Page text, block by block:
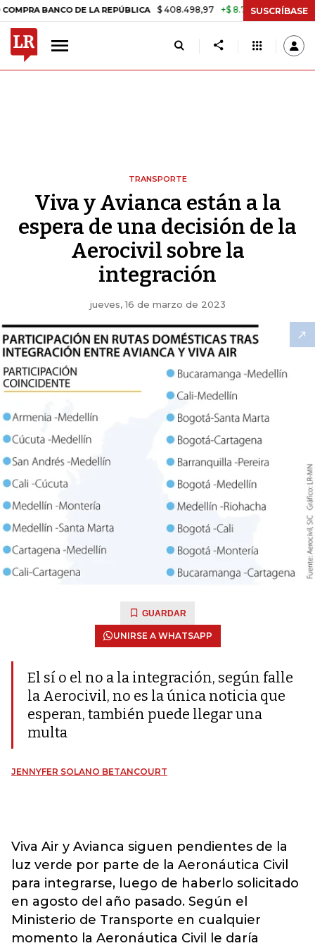
DE LA REPÚBLICA $ 408.498,97 +$ 8.753,81 +2,19% TASA
SUSCRÍBASE
TRANSPORTE
Viva y Avianca están a la
espera de una decisión de la
Aerocivil sobre la
integración
jueves, 16 de marzo de 2023
GUARDAR
UNIRSE A WHATSAPP
El sí o el no a la integración, según falle
la Aerocivil, no es la única noticia que
esperan, también puede llegar una
multa
JENNYFER SOLANO BETANCOURT
Viva Air y Avianca siguen pendientes de la
luz verde por parte de la Aeronáutica Civil
para integrarse, luego de haberlo solicitado
en agosto del año pasado. Según el
Ministerio de Transporte en cualquier
momento la Aeronáutica Civil le daría